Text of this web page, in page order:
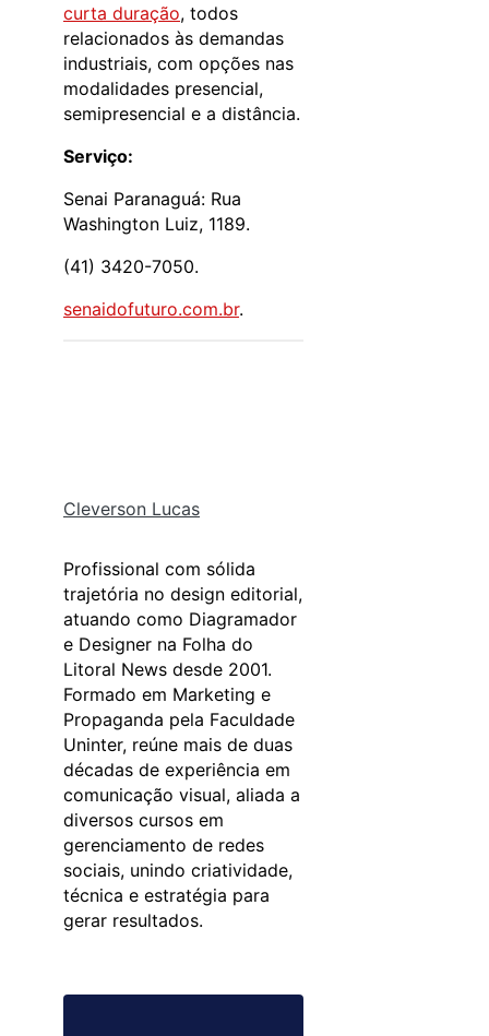
curta duração, todos
relacionados às demandas
industriais, com opções nas
modalidades presencial,
semipresencial e a distância.
Serviço:
Senai Paranaguá: Rua
Washington Luiz, 1189.
(41) 3420-7050.
senaidofuturo.com.br.
Cleverson Lucas
Profissional com sólida
trajetória no design editorial,
atuando como Diagramador
e Designer na Folha do
Litoral News desde 2001.
Formado em Marketing e
Propaganda pela Faculdade
Uninter, reúne mais de duas
décadas de experiência em
comunicação visual, aliada a
diversos cursos em
gerenciamento de redes
sociais, unindo criatividade,
técnica e estratégia para
gerar resultados.